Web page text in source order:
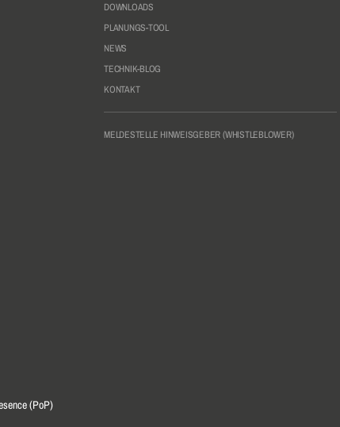
DOWNLOADS
PLANUNGS-TOOL
NEWS
TECHNIK-BLOG
KONTAKT
MELDESTELLE HINWEISGEBER (WHISTLEBLOWER)
(PoP)